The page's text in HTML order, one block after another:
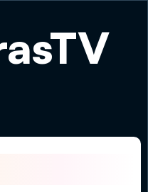
vuelve este fin de